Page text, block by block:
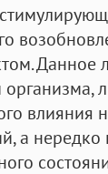
Данное
влияния
а нередко